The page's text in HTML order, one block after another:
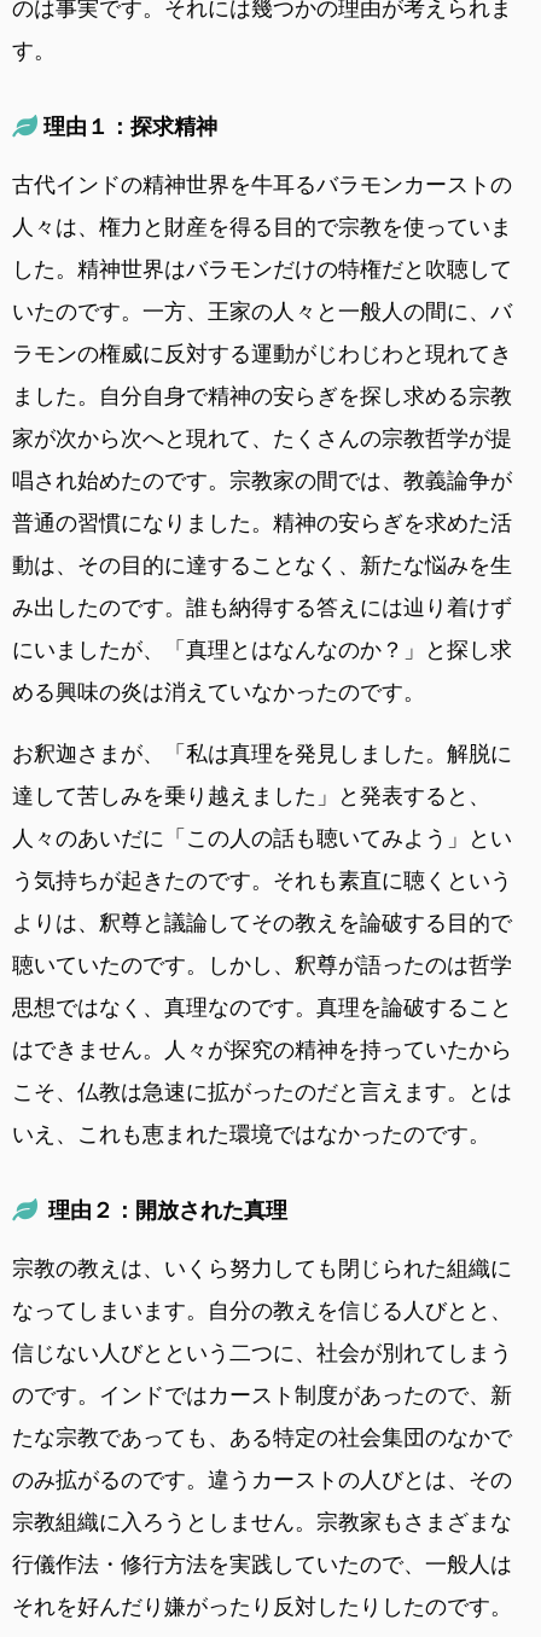
のは事実です。それには幾つかの理由が考えられま
す。
理由１：探求精神
古代インドの精神世界を牛耳るバラモンカーストの
人々は、権力と財産を得る目的で宗教を使っていま
した。精神世界はバラモンだけの特権だと吹聴して
いたのです。一方、王家の人々と一般人の間に、バ
ラモンの権威に反対する運動がじわじわと現れてき
ました。自分自身で精神の安らぎを探し求める宗教
家が次から次へと現れて、たくさんの宗教哲学が提
唱され始めたのです。宗教家の間では、教義論争が
普通の習慣になりました。精神の安らぎを求めた活
動は、その目的に達することなく、新たな悩みを生
み出したのです。誰も納得する答えには辿り着けず
にいましたが、「真理とはなんなのか？」と探し求
める興味の炎は消えていなかったのです。
お釈迦さまが、「私は真理を発見しました。解脱に
達して苦しみを乗り越えました」と発表すると、
人々のあいだに「この人の話も聴いてみよう」とい
う気持ちが起きたのです。それも素直に聴くという
よりは、釈尊と議論してその教えを論破する目的で
聴いていたのです。しかし、釈尊が語ったのは哲学
思想ではなく、真理なのです。真理を論破すること
はできません。人々が探究の精神を持っていたから
こそ、仏教は急速に拡がったのだと言えます。とは
いえ、これも恵まれた環境ではなかったのです。
理由２：開放された真理
宗教の教えは、いくら努力しても閉じられた組織に
なってしまいます。自分の教えを信じる人びとと、
信じない人びとという二つに、社会が別れてしまう
のです。インドではカースト制度があったので、新
たな宗教であっても、ある特定の社会集団のなかで
のみ拡がるのです。違うカーストの人びとは、その
宗教組織に入ろうとしません。宗教家もさまざまな
行儀作法・修行方法を実践していたので、一般人は
それを好んだり嫌がったり反対したりしたのです。